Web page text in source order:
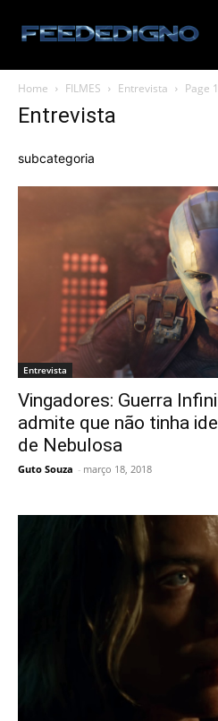
Home FILMES Entrevista Page
Entrevista
subcategoria
Entrevista
Vingadores: Guerra
admite que não tinha
de Nebulosa
Guto Souza - março 18, 2018